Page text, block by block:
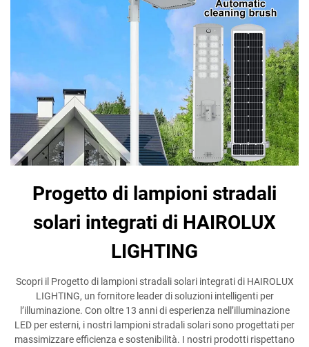
Progetto di lampioni stradali
solari integrati di HAIROLUX
LIGHTING
Scopri il Progetto di lampioni stradali solari integrati di HAIROLUX
LIGHTING, un fornitore leader di soluzioni intelligenti per
l’illuminazione. Con oltre 13 anni di esperienza nell’illuminazione
LED per esterni, i nostri lampioni stradali solari sono progettati per
massimizzare efficienza e sostenibilità. I nostri prodotti rispettano